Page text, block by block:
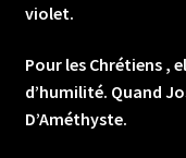
violet.
Pour les Chrétiens ,
d’humilité. Quand
D’Améthyste.